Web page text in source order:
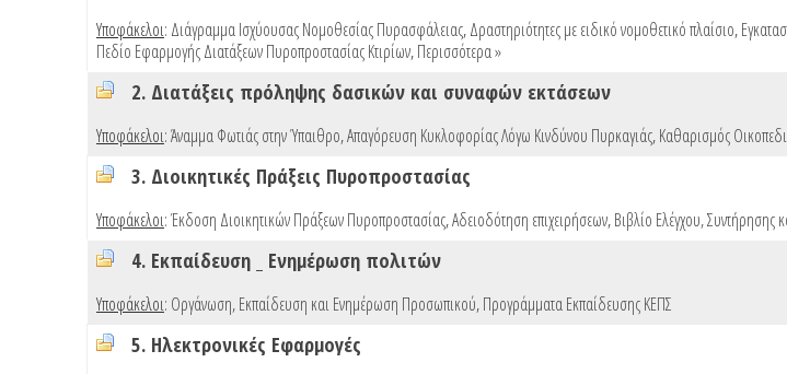
Υποφάκελοι: Διάγραμμα Ισχύουσας Νομοθεσίας Πυρασφάλειας,Δραστηριότητες με ειδικό νομοθετικό πλαίσιο,
Πεδίο Εφαρμογής Διατάξεων Πυροπροστασίας Κτιρίων,Περισσότερα »
2. Διατάξεις πρόληψης δασικών και συναφών εκτάσεων
Υποφάκελοι:Άναμμα Φωτιάς στην Ύπαιθρο,Απαγόρευση Κυκλοφορίας Λόγω Κινδύνου Πυρκαγιάς,Καθαρισμός
3. Διοικητικές Πράξεις Πυροπροστασίας
Υποφάκελοι:Έκδοση Διοικητικών Πράξεων Πυροπροστασίας,Αδειοδότηση επιχειρήσεων,Βιβλίο Ελέγχου, Συντήρησης
4. Εκπαίδευση _ Ενημέρωση πολιτών
Υποφάκελοι: Οργάνωση, Εκπαίδευση και Ενημέρωση Προσωπικού,Προγράμματα Εκπαίδευσης ΚΕΠΣ
5. Ηλεκτρονικές Εφαρμογές